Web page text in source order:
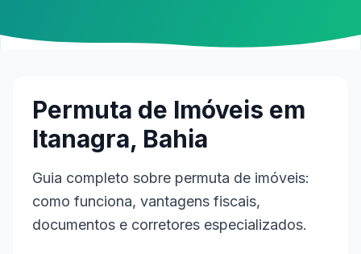
Permuta de Imóveis em
Itanagra, Bahia
Guia completo sobre permuta de imóveis:
como funciona, vantagens fiscais,
documentos e corretores especializados.